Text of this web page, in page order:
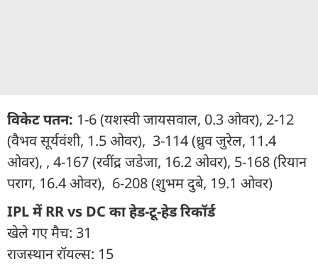
विकेट पतन: 1-6 (यशस्वी जायसवाल, 0.3 ओवर), 2-12
(वैभव सूर्यवंशी, 1.5 ओवर), 3-114 (ध्रुव जुरेल, 11.4
ओवर), , 4-167 (रवींद्र जडेजा, 16.2 ओवर), 5-168 (रियान
पराग, 16.4 ओवर), 6-208 (शुभम दुबे, 19.1 ओवर)
IPL में RR vs DC का हेड-टू-हेड रिकॉर्ड
खेले गए मैच: 31
राजस्थान रॉयल्स: 15